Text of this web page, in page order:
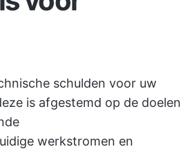
schulden voor uw
is afgestemd op de doelen
werkstromen en